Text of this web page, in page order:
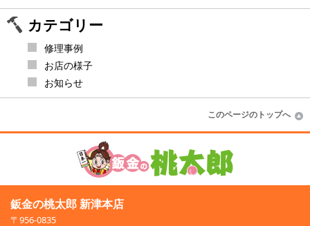
カテゴリー
修理事例
お店の様子
お知らせ
このページのトップへ
鈑金の桃太郎 新津本店
〒956-0835